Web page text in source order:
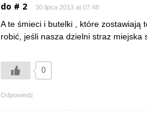
do # 2 30 lipca 2013 at 07:48
A te śmieci i butelki , które zostawiają
robić, jeśli nasza dzielni straz
0
Odpowiedz